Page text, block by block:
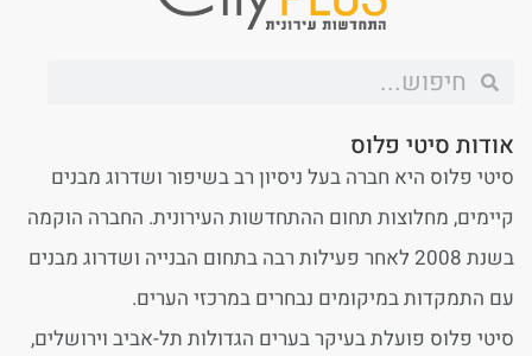
אודות סיטי פלוס
סיטי פלוס היא חברה בעל ניסיון רב בשיפור ושדרוג מבנים
קיימים, מחלוצות תחום ההתחדשות העירונית. החברה הוקמה
בשנת 2008 לאחר פעילות רבה בתחום הבנייה ושדרוג מבנים
עם התמקדות במיקומים נבחרים במרכזי הערים.
סיטי פלוס פועלת בעיקר בערים הגדולות תל-אביב וירושלים,